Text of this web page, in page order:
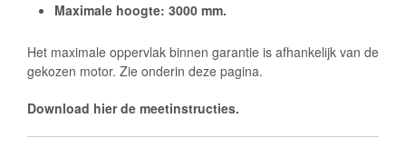
Maximale hoogte: 3000 mm.
Het maximale oppervlak binnen garantie is afhankelijk van de
gekozen motor. Zie onderin deze pagina.
Download hier de meetinstructies.